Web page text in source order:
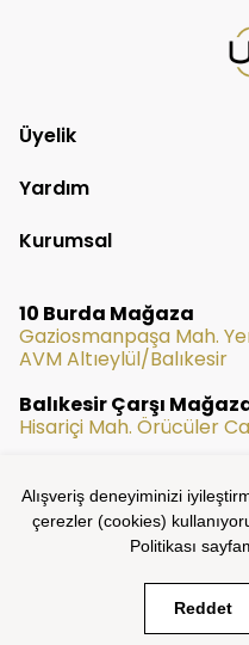
Üyelik
Yardım
Kurumsal
10 Burda Mağaza
Gaziosmanpaşa Mah.
AVM Altıeylül/Balıkesir
Balıkesir Çarşı
Hisariçi Mah. Örücüler
UGS Mağazacılık © 2025
Alışveriş deneyiminizi
çerezler (cookies)
Politikası
Reddet